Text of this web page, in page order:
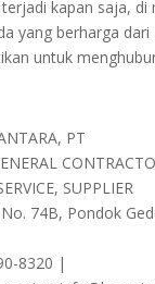
kapan saja, di
yang berharga dari
untuk
PT
SUPPLIER
74B, Pondok
8320 |